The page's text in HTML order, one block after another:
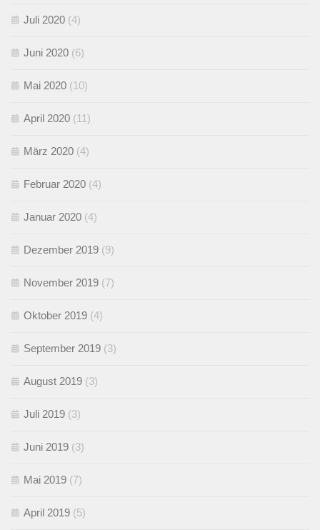
Juli 2020 (4)
Juni 2020 (6)
Mai 2020 (10)
April 2020 (11)
März 2020 (4)
Februar 2020 (4)
Januar 2020 (4)
Dezember 2019 (9)
November 2019 (7)
Oktober 2019 (4)
September 2019 (3)
August 2019 (3)
Juli 2019 (3)
Juni 2019 (3)
Mai 2019 (7)
April 2019 (5)